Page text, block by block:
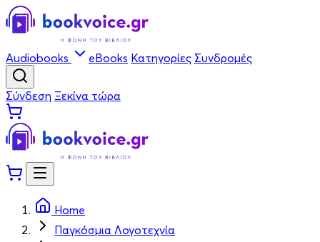
Audiobooks eBooks Κατηγορίες Συνδρομές
Σύνδεση Ξεκίνα τώρα
Home
Παγκόσμια Λογοτεχνία